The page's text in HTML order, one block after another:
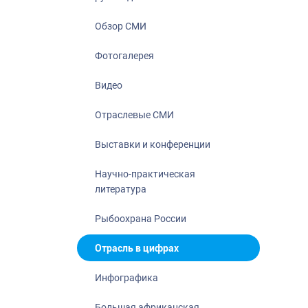
Большая
Укрепление
События в
Обзор СМИ
Фотогалерея
Видео
Отраслевые СМИ
Выставки и конференции
Научно-практическая
литература
Рыбоохрана России
Отрасль в цифрах
Инфографика